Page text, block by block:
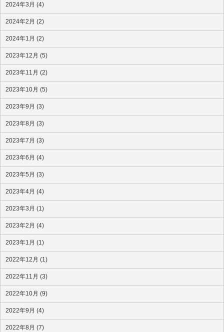
2024年3月 (4)
2024年2月 (2)
2024年1月 (2)
2023年12月 (5)
2023年11月 (2)
2023年10月 (5)
2023年9月 (3)
2023年8月 (3)
2023年7月 (3)
2023年6月 (4)
2023年5月 (3)
2023年4月 (4)
2023年3月 (1)
2023年2月 (4)
2023年1月 (1)
2022年12月 (1)
2022年11月 (3)
2022年10月 (9)
2022年9月 (4)
2022年8月 (7)